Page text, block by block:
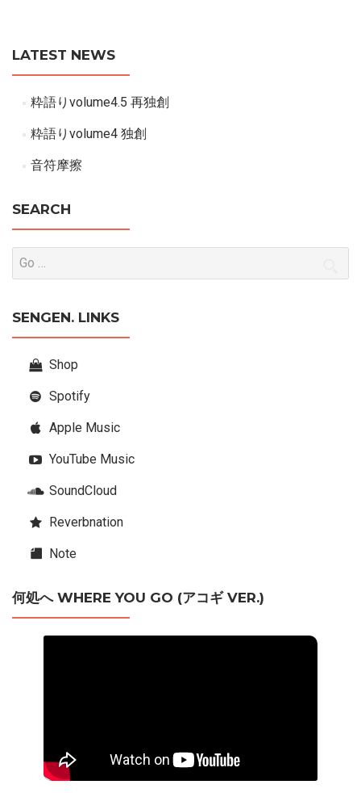
LATEST NEWS
粋語りvolume4.5 再独創
粋語りvolume4 独創
音符摩擦
SEARCH
SENGEN. LINKS
Shop
Spotify
Apple Music
YouTube Music
SoundCloud
Reverbnation
Note
何処へ WHERE YOU GO (アコギ VER.)